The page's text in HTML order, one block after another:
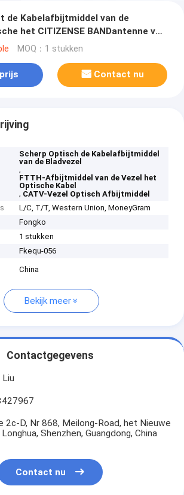
de Kabelafbijtmiddel van de
het CITIZENSE BANDantenne van
CATV
MOQ：1 stukken
Contact nu
Scherp Optisch de Kabelafbijtmiddel
van de Bladvezel
,
FTTH-Afbijtmiddel van de Vezel het
Optische Kabel
, CATV-Vezel Optisch Afbijtmiddel
L/C, T/T, Western Union, MoneyGram
Fongko
1 stukken
Fkequ-056
China
Bekijk meer
Contactgegevens
Liu
2c-D, Nr 868, Meilong-Road, het Nieuwe
Shenzhen, Guangdong, China
Contact nu